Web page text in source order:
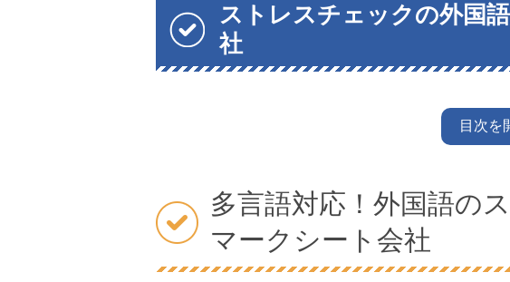
ストレスチェックの外国
社
目次を
多言語対応！外国語の
マークシート会社